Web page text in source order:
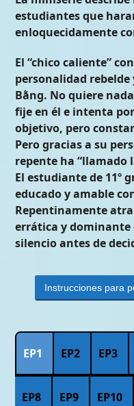
estudiantes que
enloquecidamente
El “chico caliente”
personalidad rebelde
Bằng. No quiere
fije en él e intenta
objetivo, pero
Pero gracias a su
repente ha “llamado
El estudiante de 11º
educado y amable
Repentinamente
errática y dominante
silencio antes de
Instrucciones para
EP1 EP2 EP3
EP8 EP9 EP10